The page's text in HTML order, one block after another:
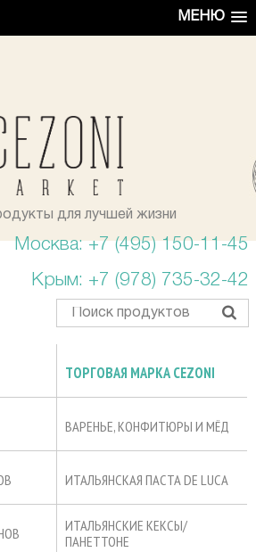
МЕНЮ
для лучшей жизни
Москва: +7 (495) 150-11-45
Крым: +7 (978) 735-32-42
ТОРГОВАЯ МАРКА CEZONI
ВАРЕНЬЕ, КОНФИТЮРЫ И МЁД
ИТАЛЬЯНСКАЯ ПАСТА DE LUCA
ИТАЛЬЯНСКИЕ КЕКСЫ/
ПАНЕТТОНЕ